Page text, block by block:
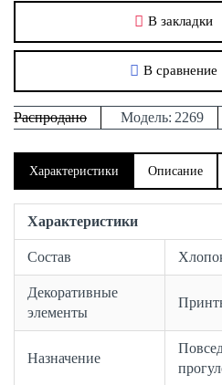
Распродано Модель: 2269
В закладки
В сравнение
Характеристики Описание
Характеристики
Состав
Декоративные
элементы
Назначение